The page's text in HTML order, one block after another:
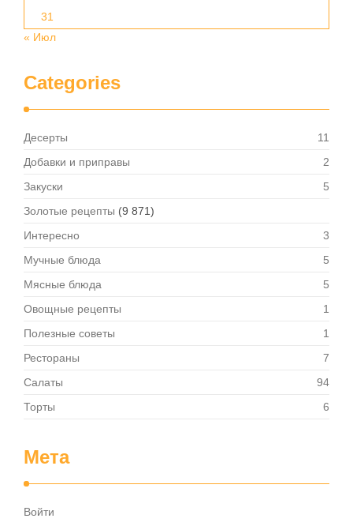
31
« Июл
Categories
Десерты
11
Добавки и приправы
2
Закуски
5
Золотые рецепты (9 871)
Интересно
3
Мучные блюда
5
Мясные блюда
5
Овощные рецепты
1
Полезные советы
1
Рестораны
7
Салаты
94
Торты
6
Мета
Войти